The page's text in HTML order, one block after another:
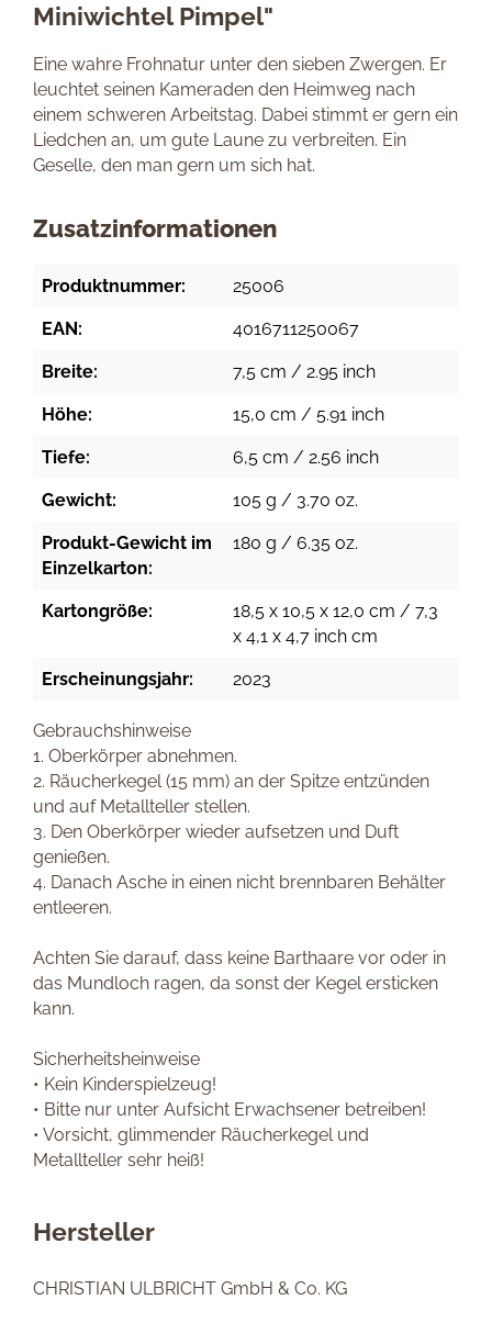
Miniwichtel Pimpel"
Eine wahre Frohnatur unter den sieben Zwergen. Er
leuchtet seinen Kameraden den Heimweg nach
einem schweren Arbeitstag. Dabei stimmt er gern ein
Liedchen an, um gute Laune zu verbreiten. Ein
Geselle, den man gern um sich hat.
Zusatzinformationen
Produktnummer: 25006
EAN: 4016711250067
Breite: 7,5 cm / 2.95 inch
Höhe: 15,0 cm / 5.91 inch
Tiefe: 6,5 cm / 2.56 inch
Gewicht: 105 g / 3.70 oz.
Produkt-Gewicht im
Einzelkarton:
180 g / 6.35 oz.
Kartongröße:
18,5 x 10,5 x 12,0 cm / 7,3
x 4,1 x 4,7 inch cm
Erscheinungsjahr: 2023
Gebrauchshinweise
1. Oberkörper abnehmen.
2. Räucherkegel (15 mm) an der Spitze entzünden
und auf Metallteller stellen.
3. Den Oberkörper wieder aufsetzen und Duft
genießen.
4. Danach Asche in einen nicht brennbaren Behälter
entleeren.
Achten Sie darauf, dass keine Barthaare vor oder in
das Mundloch ragen, da sonst der Kegel ersticken
kann.
Sicherheitsheinweise
• Kein Kinderspielzeug!
• Bitte nur unter Aufsicht Erwachsener betreiben!
• Vorsicht, glimmender Räucherkegel und
Metallteller sehr heiß!
Hersteller
CHRISTIAN ULBRICHT GmbH & Co. KG